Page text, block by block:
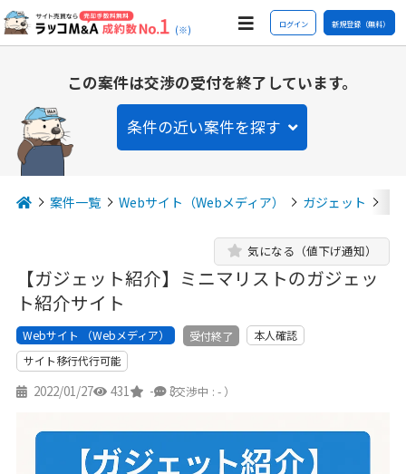
(※) ログイン 新規登録（無料）
この案件は交渉の受付を終了しています。
条件の近い案件を探す
案件一覧 Webサイト（Webメディア） ガジェット
【ガジェット紹介】ミニマリストのガジェッ
ト紹介サイト
気になる（値下げ通知）
Webサイト （Webメディア） 受付終了
本人確認
サイト移行代行可能
2022/01/27 431 - 3
（交渉中 : - ）